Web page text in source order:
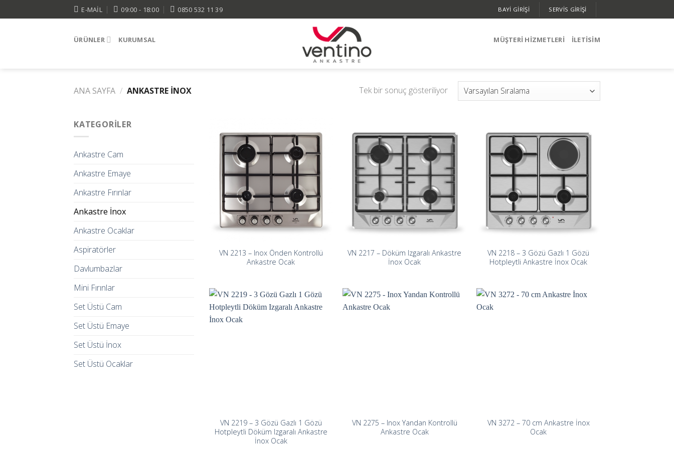
to
E-MAIL 09:00 - 18:00 0850 532 11 39 BAYİ GİRİŞİ SERVIS GIRIŞI
ÜRÜNLER KURUMSAL MÜŞTERİ HİZMETLERİ İLETISIM
ANA SAYFA / ANKASTRE İNOX Tek bir sonuç gösteriliyor
KATEGORILER
Ankastre Cam
Ankastre Emaye
Ankastre Fırınlar
Ankastre İnox
Ankastre Ocaklar
Aspiratörler
Davlumbazlar
Mini Fırınlar
Set Üstü Cam
Set Üstü Emaye
Set Üstü İnox
Set Üstü Ocaklar
VN 2213 – Inox Önden Kontrollü
Ankastre Ocak
VN 2217 – Döküm Izgaralı Ankastre
İnox Ocak
VN 2218 – 3 Gözü Gazlı 1 Gözü
Hotpleytli Ankastre İnox Ocak
VN 2219 – 3 Gözü Gazlı 1 Gözü
Hotpleytli Döküm Izgaralı Ankastre
İnox Ocak
VN 2275 – Inox Yandan Kontrollü
Ankastre Ocak
VN 3272 – 70 cm Ankastre İnox
Ocak